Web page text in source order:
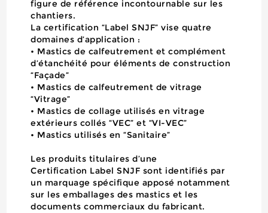
figure de référence incontournable sur les
chantiers.
La certification “Label SNJF” vise quatre
domaines d’application :
• Mastics de calfeutrement et complément
d’étanchéité pour éléments de construction
“Façade”
• Mastics de calfeutrement de vitrage
“Vitrage”
• Mastics de collage utilisés en vitrage
extérieurs collés “VEC” et “VI-VEC”
• Mastics utilisés en “Sanitaire”
Les produits titulaires d’une
Certification Label SNJF sont identifiés par
un marquage spécifique apposé notamment
sur les emballages des mastics et les
documents commerciaux du fabricant.